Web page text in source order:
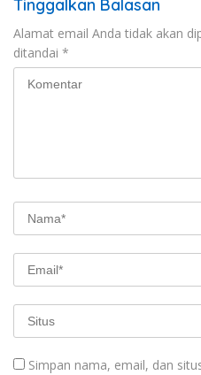
Tinggalkan Balasan
Alamat email Anda tidak akan
ditandai *
Simpan nama, email, dan